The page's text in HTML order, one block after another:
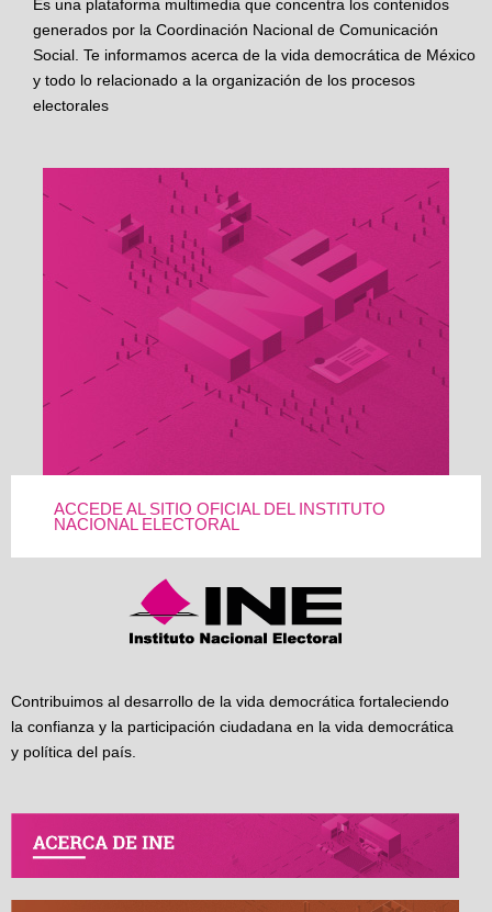
Es una plataforma multimedia que concentra los contenidos
generados por la Coordinación Nacional de Comunicación
Social. Te informamos acerca de la vida democrática de México
y todo lo relacionado a la organización de los procesos
electorales
ACCEDE AL SITIO OFICIAL DEL INSTITUTO
NACIONAL ELECTORAL
Contribuimos al desarrollo de la vida democrática fortaleciendo
la confianza y la participación ciudadana en la vida democrática
y política del país.